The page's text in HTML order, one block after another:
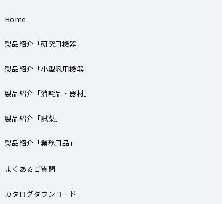
Home
製品紹介「研究用機器」
製品紹介「小型汎用機器」
製品紹介「消耗品・器材」
製品紹介「試薬」
製品紹介「業務用品」
よくあるご質問
カタログダウンロード